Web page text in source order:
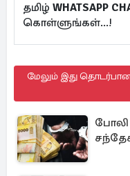
தமிழ் WHATSAPP
கொள்ளுங்கள்...!
மேலும் இது